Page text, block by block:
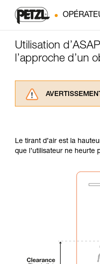
Utilisation
l’approche d’un
informations de
pouvoir
Maîtriser ces
formation et un
avec un
de la reproduire
Nous donnons
que nous ne
Le tirant d’air est la
que l’utilisateur ne heurte